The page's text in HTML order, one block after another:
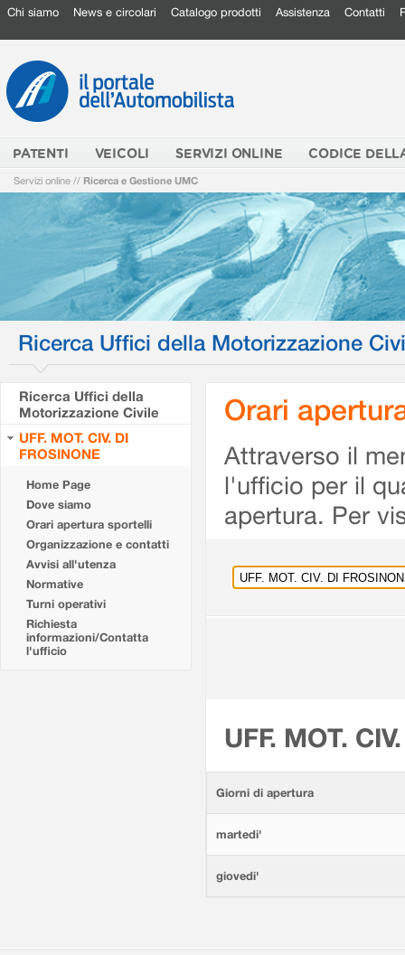
Chi siamo News e circolari Catalogo prodotti Assistenza Contatti
PATENTI VEICOLI SERVIZI ONLINE CODICE
Servizi online // Ricerca e Gestione UMC
Ricerca Uffici della Motorizzazione
Ricerca Uffici della
Motorizzazione Civile
UFF. MOT. CIV. DI
FROSINONE
Home Page
Dove siamo
Orari apertura sportelli
Organizzazione e contatti
Avvisi all'utenza
Normative
Turni operativi
Richiesta
informazioni/Contatta
l'ufficio
Orari
Attraverso il
l'ufficio per il
apertura. Per
UFF. MOT.
Giorni di apertura
martedi'
giovedi'